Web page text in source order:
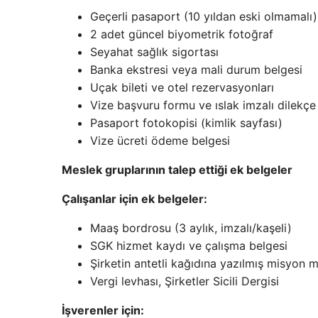
Geçerli pasaport (10 yıldan eski olmamalı)
2 adet güncel biyometrik fotoğraf
Seyahat sağlık sigortası
Banka ekstresi veya mali durum belgesi
Uçak bileti ve otel rezervasyonları
Vize başvuru formu ve ıslak imzalı dilekçe
Pasaport fotokopisi (kimlik sayfası)
Vize ücreti ödeme belgesi
Meslek gruplarının talep ettiği ek belgeler
Çalışanlar için ek belgeler:
Maaş bordrosu (3 aylık, imzalı/kaşeli)
SGK hizmet kaydı ve çalışma belgesi
Şirketin antetli kağıdına yazılmış misyon
Vergi levhası, Şirketler Sicili Dergisi
İşverenler için: